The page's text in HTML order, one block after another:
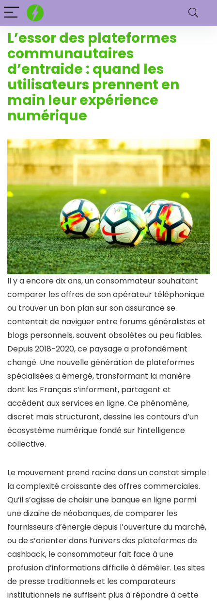
L’essor des plateformes
communautaires
d’entraide : quand les
utilisateurs prennent en
main leur expérience
numérique
Il y a encore dix ans, un consommateur souhaitant
comparer les offres de son opérateur téléphonique
ou trouver un bon plan sur son assurance se
contentait de naviguer entre forums généralistes et
blogs personnels, souvent obsolètes ou peu fiables.
Depuis 2018-2020, ce paysage a profondément
changé. Une nouvelle génération de plateformes
spécialisées a émergé, transformant la manière
dont les Français s’informent, partagent et
accèdent aux services en ligne. Ce phénomène,
discret mais structurant, dessine les contours d’un
écosystème numérique fondé sur l’intelligence
collective.
Le mouvement prend racine dans un constat simple :
la complexité croissante des offres commerciales.
Qu’il s’agisse de choisir une banque en ligne parmi
une dizaine de néobanques, de comparer les
fournisseurs d’énergie depuis l’ouverture du marché,
ou de s’orienter dans l’univers des plateformes de
cashback, le consommateur fait face à une
profusion d’informations difficile à démêler. Les sites
de presse traditionnels et les comparateurs
institutionnels ne suffisent plus à répondre à cette